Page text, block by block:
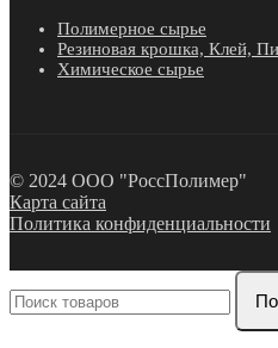
Полимерное сырье
Резиновая крошка, Клей,
Химическое сырье
© 2024 ООО "РоссПолимер"
Карта сайта
Политика конфиденциальности